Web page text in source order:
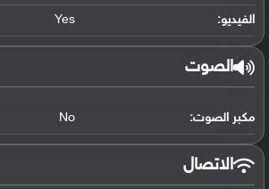
الفيديو: Yes
الصوت
مكبر الصوت: No
الاتصال